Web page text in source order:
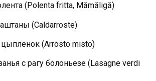
(Polenta fritta, Mămăligă)
(Caldarroste)
(Arrosto misto)
с рагу болоньезе (Lasagne verdi